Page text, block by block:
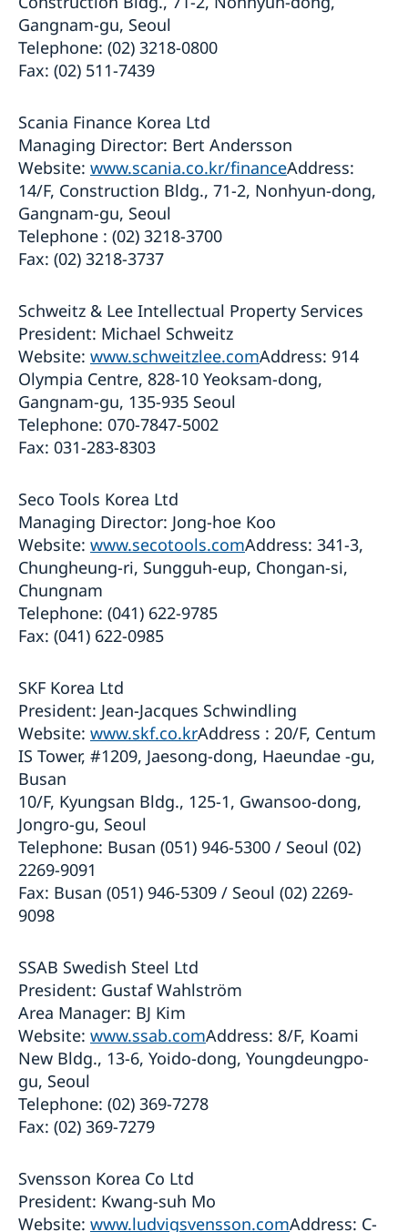
Gangnam-gu, Seoul
Telephone: (02) 3218-0800
Fax: (02) 511-7439
Scania Finance Korea Ltd
Managing Director: Bert Andersson
Website: www.scania.co.kr/financeAddress:
14/F, Construction Bldg., 71-2, Nonhyun-dong,
Gangnam-gu, Seoul
Telephone : (02) 3218-3700
Fax: (02) 3218-3737
Schweitz & Lee Intellectual Property Services
President: Michael Schweitz
Website: www.schweitzlee.comAddress: 914
Olympia Centre, 828-10 Yeoksam-dong,
Gangnam-gu, 135-935 Seoul
Telephone: 070-7847-5002
Fax: 031-283-8303
Seco Tools Korea Ltd
Managing Director: Jong-hoe Koo
Website: www.secotools.comAddress: 341-3,
Chungheung-ri, Sungguh-eup, Chongan-si,
Chungnam
Telephone: (041) 622-9785
Fax: (041) 622-0985
SKF Korea Ltd
President: Jean-Jacques Schwindling
Website: www.skf.co.krAddress : 20/F, Centum
IS Tower, #1209, Jaesong-dong, Haeundae -gu,
Busan
10/F, Kyungsan Bldg., 125-1, Gwansoo-dong,
Jongro-gu, Seoul
Telephone: Busan (051) 946-5300 / Seoul (02)
2269-9091
Fax: Busan (051) 946-5309 / Seoul (02) 2269-
9098
SSAB Swedish Steel Ltd
President: Gustaf Wahlström
Area Manager: BJ Kim
Website: www.ssab.comAddress: 8/F, Koami
New Bldg., 13-6, Yoido-dong, Youngdeungpo-
gu, Seoul
Telephone: (02) 369-7278
Fax: (02) 369-7279
Svensson Korea Co Ltd
President: Kwang-suh Mo
Website: www.ludvigsvensson.comAddress: C-